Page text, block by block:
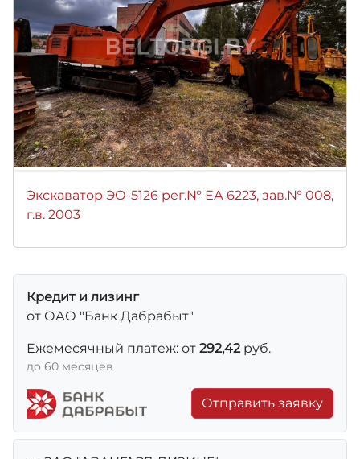
Экскаватор ЭО-5126 рег.№ ЕА 6223, зав.№ 008,
г.в. 2003
Кредит и лизинг
от ОАО "Банк Дабрабыт"
Ежемесячный платеж: от 292,42руб.
до 60 месяцев
Отправить заявку